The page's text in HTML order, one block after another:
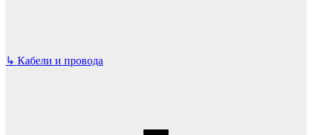
↳ Кабели и провода